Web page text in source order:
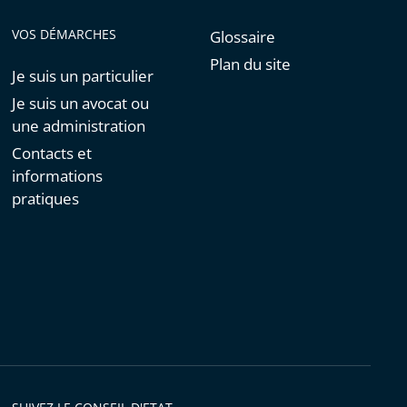
VOS DÉMARCHES
Je suis un particulier
Je suis un avocat ou
une administration
Contacts et
informations
pratiques
Glossaire
Plan du site